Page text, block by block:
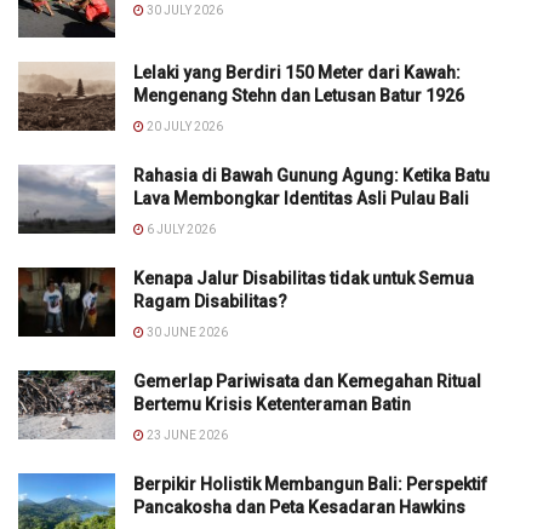
30 JULY 2026
Lelaki yang Berdiri 150 Meter dari Kawah:
Mengenang Stehn dan Letusan Batur 1926
20 JULY 2026
Rahasia di Bawah Gunung Agung: Ketika Batu
Lava Membongkar Identitas Asli Pulau Bali
6 JULY 2026
Kenapa Jalur Disabilitas tidak untuk Semua
Ragam Disabilitas?
30 JUNE 2026
Gemerlap Pariwisata dan Kemegahan Ritual
Bertemu Krisis Ketenteraman Batin
23 JUNE 2026
Berpikir Holistik Membangun Bali: Perspektif
Pancakosha dan Peta Kesadaran Hawkins